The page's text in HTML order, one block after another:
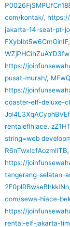
com/kontak/,
jakarta-14-seat-pt-
FXyblbt5w6CmOinIF,
https://
pusat-murah/,
https://
coaster-elf-deluxe-
Jol4L3XqACyphBVEf
rentaleflhiace,
string=web
R6nTwxIcfAozmlITB,
https://
tangerang-selatan-
2E0plRBwseBhkkINn,
com/sewa-hiace-
https://
rental-elf-jakarta-